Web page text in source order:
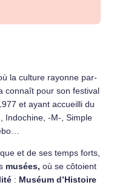
la culture rayonne par-
connaît pour son festival
et ayant accueilli du
Indochine, -M-, Simple
et de ses temps forts,
musées, où se côtoient
: Muséum d’Histoire